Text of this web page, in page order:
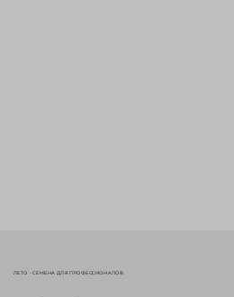
ЛЕТО - СЕМЕНА ДЛЯ ПРОФЕССИОНАЛОВ